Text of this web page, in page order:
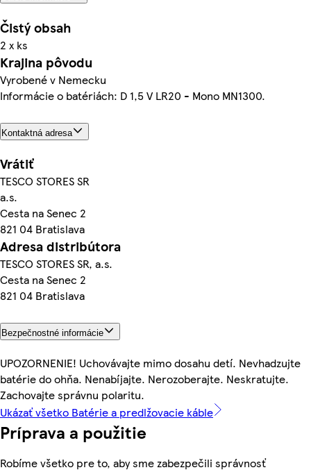
Čistý obsah
2 x ks
Krajina pôvodu
Vyrobené v Nemecku
Informácie o batériách: D 1,5 V LR20 - Mono MN1300.
Kontaktná adresa
Vrátiť
TESCO STORES SR
a.s.
Cesta na Senec 2
821 04 Bratislava
Adresa distribútora
TESCO STORES SR, a.s.
Cesta na Senec 2
821 04 Bratislava
Bezpečnostné informácie
UPOZORNENIE! Uchovávajte mimo dosahu detí. Nevhadzujte
batérie do ohňa. Nenabíjajte. Nerozoberajte. Neskratujte.
Zachovajte správnu polaritu.
Ukázať všetko Batérie a predlžovacie káble
Príprava a použitie
Robíme všetko pre to, aby sme zabezpečili správnosť